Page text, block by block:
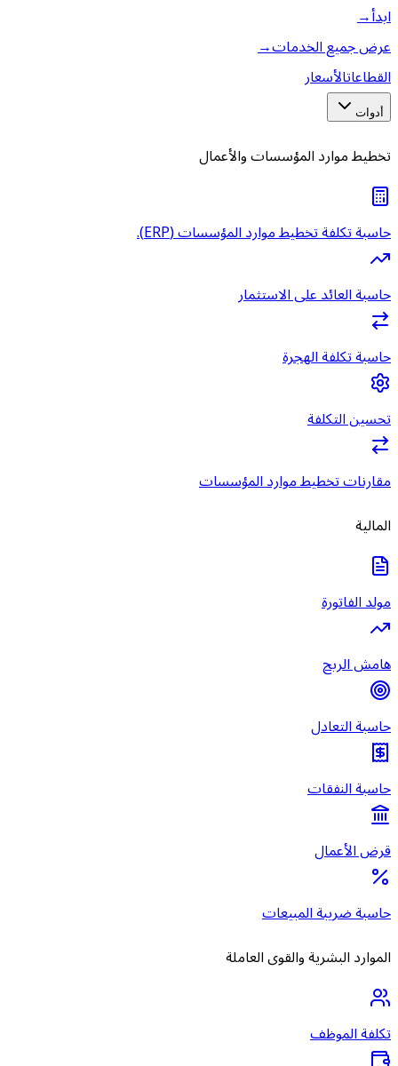
ابدأ→
عرض جميع الخدمات→
القطاعاتالأسعار
أدوات
تخطيط موارد المؤسسات والأعمال
حاسبة تكلفة تخطيط موارد المؤسسات (ERP).
حاسبة العائد على الاستثمار
حاسبة تكلفة الهجرة
تحسين التكلفة
مقارنات تخطيط موارد المؤسسات
المالية
مولد الفاتورة
هامش الربح
حاسبة التعادل
حاسبة النفقات
قرض الأعمال
حاسبة ضريبة المبيعات
الموارد البشرية والقوى العاملة
تكلفة الموظف